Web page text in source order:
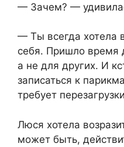
— Зачем? —
— Ты всегда хотела
себя. Пришло время
а не для других. И
записаться к
требует
Люся хотела
может быть,